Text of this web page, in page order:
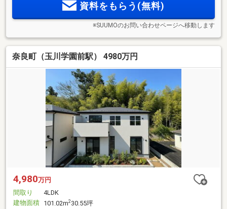
資料をもらう(無料)
※SUUMOのお問い合わせページへ移動します
奈良町（玉川学園前駅） 4980万円
4,980万円
間取り
4LDK
建物面積 101.02m230.55坪